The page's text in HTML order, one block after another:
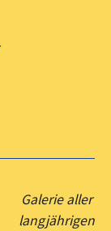
Galerie aller
langjährigen